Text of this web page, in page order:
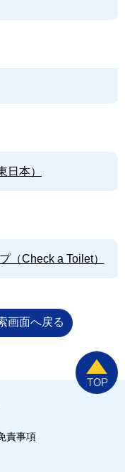
日本）
（Check a Toilet）
画面へ戻る
責事項